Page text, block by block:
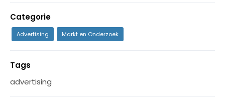
Categorie
Advertising Markt en Onderzoek
Tags
advertising